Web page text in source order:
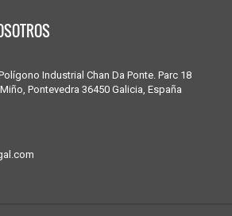
Industrial Chan Da Ponte. Parc 18
Pontevedra 36450 Galicia, España